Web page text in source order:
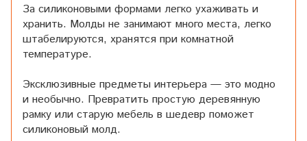
За силиконовыми формами легко ухаживать и
хранить. Молды не занимают много места, легко
штабелируются, хранятся при комнатной
температуре.
Эксклюзивные предметы интерьера — это модно
и необычно. Превратить простую деревянную
рамку или старую мебель в шедевр поможет
силиконовый молд.